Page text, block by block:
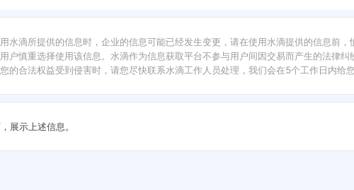
水滴所提供的信息时，企业的信息可能已经发生变更，请在使用水滴提供的信息前
户慎重选择使用该信息。水滴作为信息获取平台不参与用户间因交易而产生的法律纠
的合法权益受到侵害时，请您尽快联系水滴工作人员处理，我们会在5个工作日内给
展示上述信息。